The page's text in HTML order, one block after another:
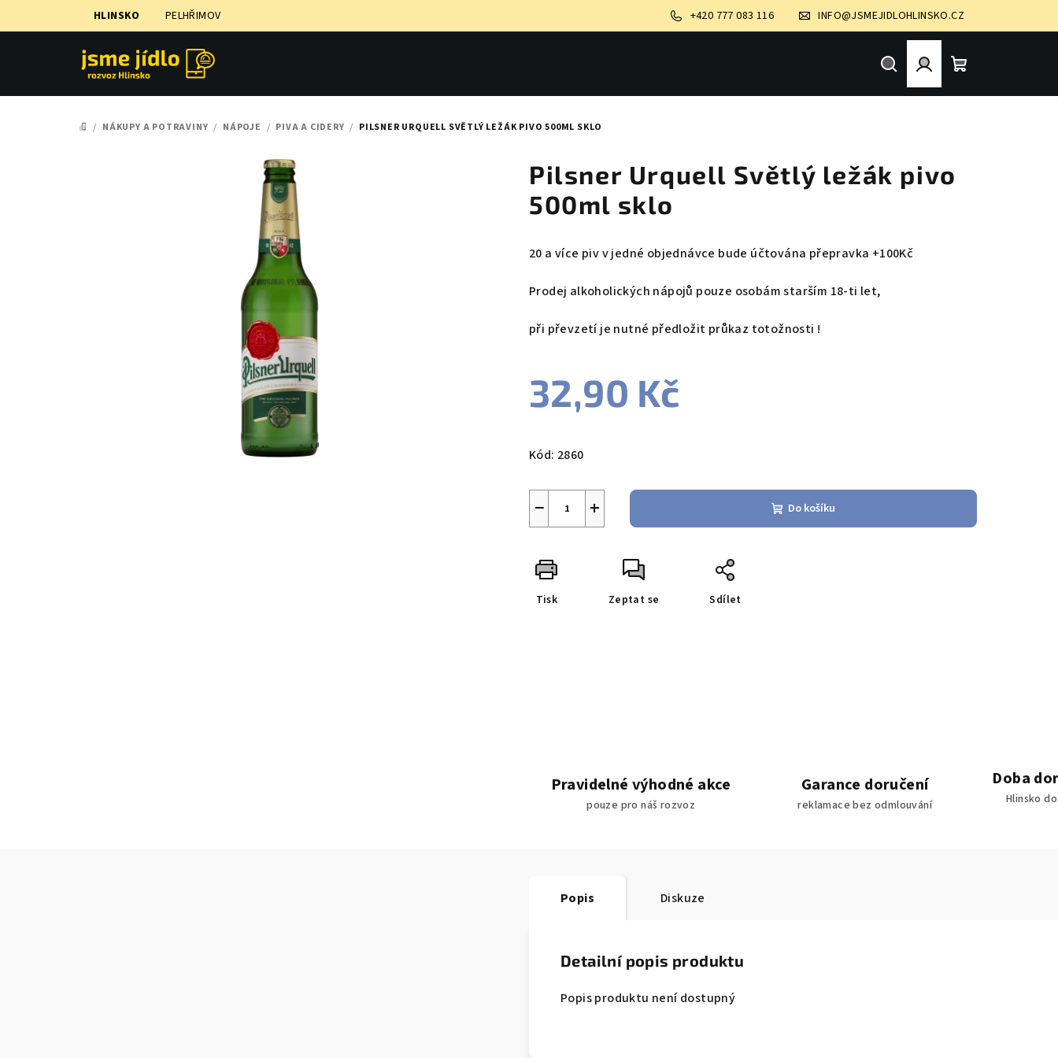
na
HLINSKO PELHŘIMOV +420 777 083 116 INFO@JSMEJIDLOHLINSKO.CZ
HledatPřihlášení
DOMŮ
/ NÁKUPY A POTRAVINY / NÁPOJE / PIVA A CIDERY / PILSNER URQUELL SVĚTLÝ LEŽÁK PIVO 500ML SKLO
Pilsner Urquell Světlý ležák pivo
500ml sklo
20 a více piv v jedné objednávce bude účtována přepravka +100Kč
Prodej alkoholických nápojů pouze osobám starším 18-ti let,
při převzetí je nutné předložit průkaz totožnosti !
32,90 Kč
cena:
Kód: 2860
+
− Do košíku
Tisk Zeptat se Sdílet
Pravidelné výhodné akce
pouze pro náš rozvoz
Garance doručení
reklamace bez odmlouvání
Doba
Hlinsko
Popis Diskuze
Detailní popis produktu
Popis produktu není dostupný